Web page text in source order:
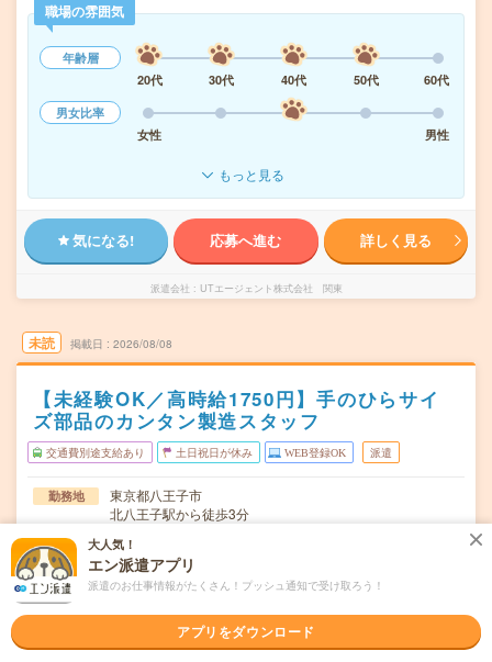
職場の雰囲気
年齢層
20代
30代 40代 50代
60代
男女比率
女性
男性
もっと見る
気になる! 応募へ進む 詳しく見る
派遣会社 UTエージェント株式会社 関東
未読 掲載日 2026/08/08
【未経験OK／高時給1750円】手のひらサイ
ズ部品のカンタン製造スタッフ
交通費別途支給あり 土日祝日が休み WEB登録OK 派遣
勤務地
東京都八王子市
北八王子駅から徒歩3分
曜日頻度 月～金曜の週5日勤務
時間
8:30～17:00＊月～金曜の週5日勤務＊実働7時間40分/休憩
大人気！
エン派遣アプリ
派遣のお仕事情報がたくさん！プッシュ通知で受け取ろう！
アプリをダウンロード